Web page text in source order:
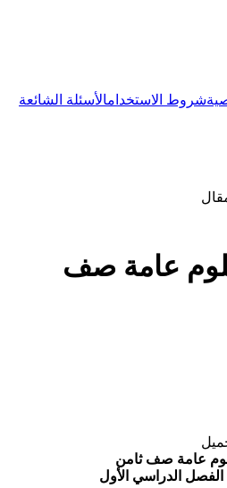
شروط الاستخدامالأسئلة الشائعة
عامة صف
عامة صف ثامن
الفصل الدراسي الأول